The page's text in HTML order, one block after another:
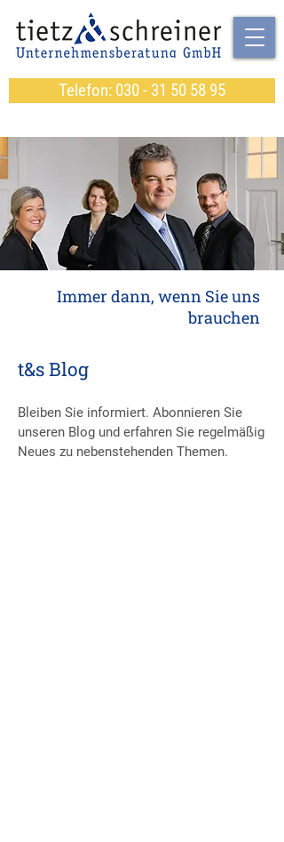
Telefon: 030 - 31 50 58 95
Immer dann, wenn Sie uns
brauchen
t&s Blog
Bleiben Sie informiert. Abonnieren Sie
unseren Blog und erfahren Sie regelmäßig
Neues zu nebenstehenden Themen.